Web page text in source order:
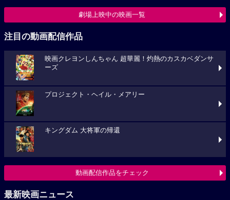
劇場上映中の映画一覧
注目の動画配信作品
映画クレヨンしんちゃん 超華麗！灼熱のカスカベダンサ
ーズ
プロジェクト・ヘイル・メアリー
キングダム 大将軍の帰還
動画配信作品をチェック
最新映画ニュース